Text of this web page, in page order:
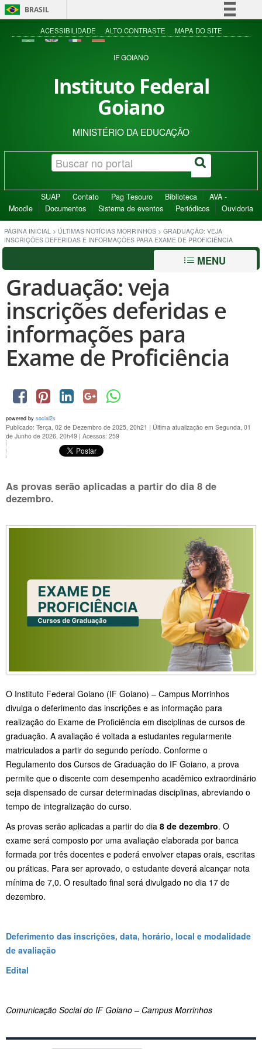
BRASIL
Simplifique!
Acesso à informação
ACESSIBILIDADE ALTO CONTRASTE MAPA DO SITE
IF GOIANO
Instituto Federal
Goiano
MINISTÉRIO DA EDUCAÇÃO
SUAP Contato Pag Tesouro Biblioteca
AVA -
Moodle
Documentos Sistema de eventos Periódicos Ouvidoria
PÁGINA INICIAL > ÚLTIMAS NOTÍCIAS MORRINHOS > GRADUAÇÃO: VEJA
INSCRIÇÕES DEFERIDAS E INFORMAÇÕES PARA EXAME DE PROFICIÊNCIA
MENU
Graduação: veja
inscrições deferidas e
informações para
Exame de Proficiência
powered by social2s
Publicado: Terça, 02 de Dezembro de 2025, 20h21 | Última atualização em Segunda, 01
de Junho de 2026, 20h49 | Acessos: 259
As provas serão aplicadas a partir do dia 8 de
dezembro.
O Instituto Federal Goiano (IF Goiano) – Campus Morrinhos
divulga o deferimento das inscrições e as informação para
realização do Exame de Proficiência em disciplinas de cursos de
graduação. A avaliação é voltada a estudantes regularmente
matriculados a partir do segundo período. Conforme o
Regulamento dos Cursos de Graduação do IF Goiano, a prova
permite que o discente com desempenho acadêmico extraordinário
seja dispensado de cursar determinadas disciplinas, abreviando o
tempo de integralização do curso.
As provas serão aplicadas a partir do dia 8 de dezembro. O
exame será composto por uma avaliação elaborada por banca
formada por três docentes e poderá envolver etapas orais, escritas
ou práticas. Para ser aprovado, o estudante deverá alcançar nota
mínima de 7,0. O resultado final será divulgado no dia 17 de
dezembro.
Deferimento das inscrições, data, horário, local e modalidade
de avaliação
Edital
Comunicação Social do IF Goiano – Campus Morrinhos